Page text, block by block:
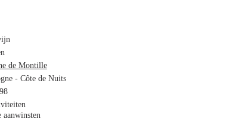
de Montille
- Côte de Nuits
aanwinsten